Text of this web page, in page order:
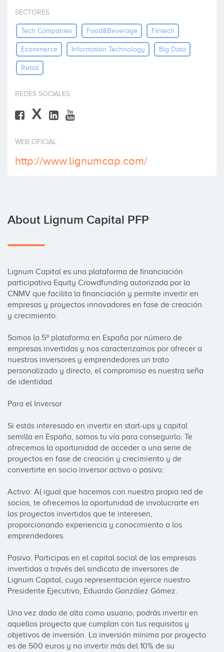
Invest
SECTORES
Tech Companies Food&beverage Fintech
Ecommerce Information Technology Big Data
Retail
REDES SOCIALES
X
WEB OFICIAL
http://www.lignumcap.com/
About Lignum Capital PFP
Lignum Capital es una plataforma de financiación
participativa Equity Crowdfunding autorizada por la
CNMV que facilita la financiación y permite invertir en
empresas y proyectos innovadores en fase de creación
y crecimiento.
Somos la 5º plataforma en España por número de
empresas invertidas y nos caracterizamos por ofrecer a
nuestros inversores y emprendedores un trato
personalizado y directo, el compromiso es nuestra seña
de identidad.
Para el Inversor
Si estás interesado en invertir en start-ups y capital
semilla en España, somos tu vía para conseguirlo. Te
ofrecemos la oportunidad de acceder a una serie de
proyectos en fase de creación y crecimiento y de
convertirte en socio inversor activo o pasivo:
Activo: Al igual que hacemos con nuestra propia red de
socios, te ofrecemos la oportunidad de involucrarte en
los proyectos invertidos que te interesen,
proporcionando experiencia y conocimiento a los
emprendedores.
Pasivo: Participas en el capital social de las empresas
invertidas a través del sindicato de inversores de
Lignum Capital, cuya representación ejerce nuestro
Presidente Ejecutivo, Eduardo González Gómez.
Una vez dado de alta como usuario, podrás invertir en
aquellos proyecto que cumplan con tus requisitos y
objetivos de inversión. La inversión mínima por proyecto
es de 500 euros y no invertir más del 10% de su